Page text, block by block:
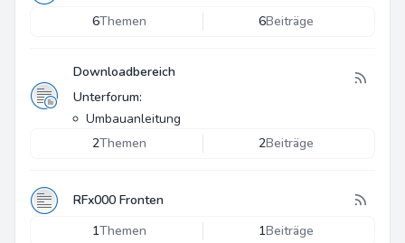
6Themen 6Beiträge
Downloadbereich
Unterforum:
Umbauanleitung
2Themen 2Beiträge
RFx000 Fronten
1Themen 1Beiträge